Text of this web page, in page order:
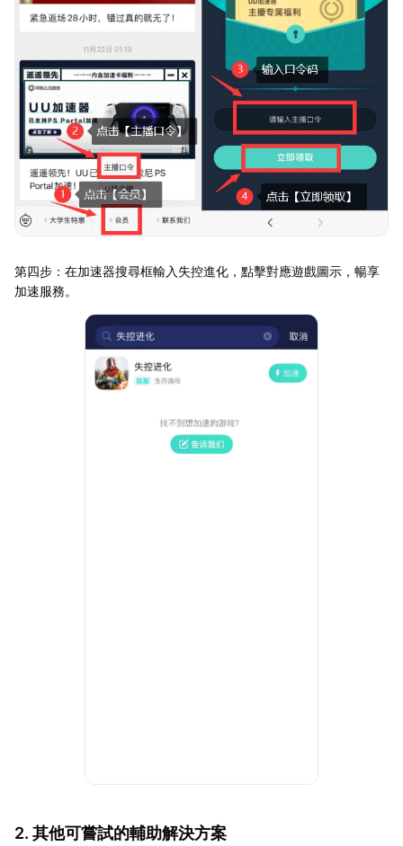
第四步：在加速器搜尋框輸入失控進化，點擊對應遊戲圖示，暢享
加速服務。
2. 其他可嘗試的輔助解決方案